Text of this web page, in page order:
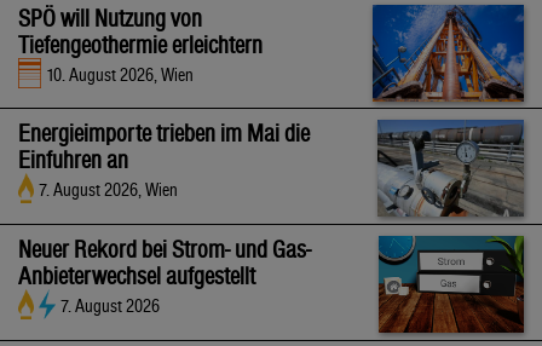
SPÖ will Nutzung von
Tiefengeothermie erleichtern
10. August 2026, Wien
Energieimporte trieben im Mai die
Einfuhren an
7. August 2026, Wien
Neuer Rekord bei Strom- und Gas-
Anbieterwechsel aufgestellt
7. August 2026